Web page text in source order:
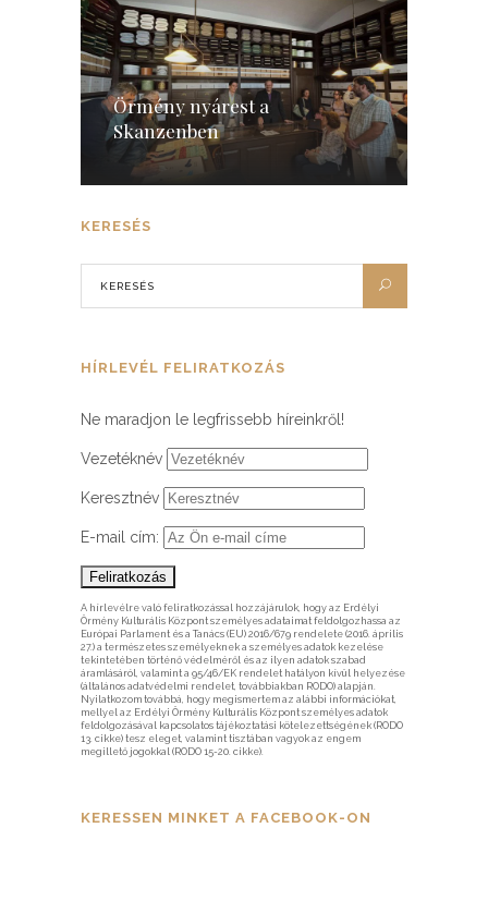
Örmény nyárest a
Skanzenben
KERESÉS
HÍRLEVÉL FELIRATKOZÁS
Ne maradjon le legfrissebb híreinkről!
Vezetéknév
Keresztnév
E-mail cím:
A hírlevélre való feliratkozással hozzájárulok, hogy az Erdélyi
Örmény Kulturális Központ személyes adataimat feldolgozhassa az
Európai Parlament és a Tanács (EU) 2016/679 rendelete (2016. április
27.) a természetes személyeknek a személyes adatok kezelése
tekintetében történő védelméről és az ilyen adatok szabad
áramlásáról, valamint a 95/46/EK rendelet hatályon kívül helyezése
(általános adatvédelmi rendelet, továbbiakban RODO) alapján.
Nyilatkozom továbbá, hogy megismertem az alábbi információkat,
mellyel az Erdélyi Örmény Kulturális Központ személyes adatok
feldolgozásával kapcsolatos tájékoztatási kötelezettségének (RODO
13. cikke) tesz eleget, valamint tisztában vagyok az engem
megillető jogokkal (RODO 15-20. cikke).
KERESSEN MINKET A FACEBOOK-ON